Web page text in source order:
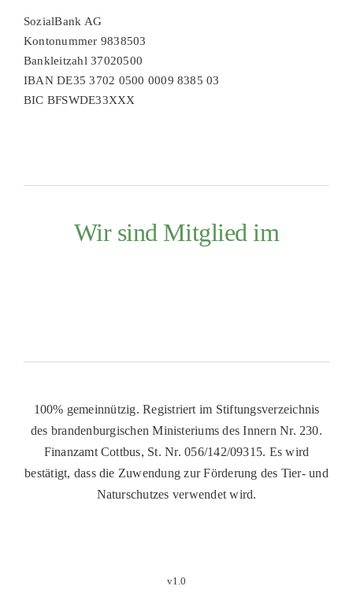
SozialBank AG
Kontonummer 9838503
Bankleitzahl 37020500
IBAN DE35 3702 0500 0009 8385 03
BIC BFSWDE33XXX
Wir sind Mitglied im
100% gemeinnützig. Registriert im Stiftungsverzeichnis
des brandenburgischen Ministeriums des Innern Nr. 230.
Finanzamt Cottbus, St. Nr. 056/142/09315. Es wird
bestätigt, dass die Zuwendung zur Förderung des Tier- und
Naturschutzes verwendet wird.
v1.0